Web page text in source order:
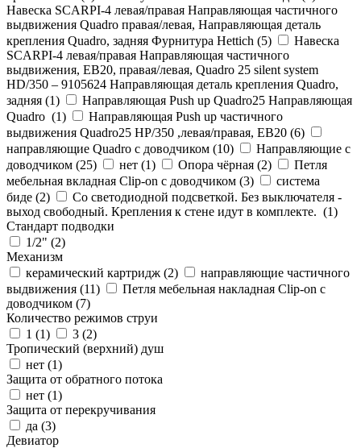
Навеска SCARPI-4 левая/правая Направляющая частичного
выдвижения Quadro правая/левая, Направляющая деталь
крепления Quadro, задняя Фурнитура Hettich (5)
Навеска
SCARPI-4 левая/правая Направляющая частичного
выдвижения, ЕВ20, правая/левая, Quadro 25 silent system
HD/350 – 9105624 Направляющая деталь крепления Quadro,
задняя (1)
Направляющая Push up Quadro25 Направляющая
Quadro (1)
Направляющая Push up частичного
выдвижения Quadro25 НР/350 ,левая/правая, ЕВ20 (6)
направляющие Quadro с доводчиком (10)
Направляющие с
доводчиком (25) нет (1) Опора чёрная (2)
Петля
мебельная вкладная Clip-on с доводчиком (3)
система
биде (2)
Со светодиодной подсветкой. Без выключателя -
выход свободный. Крепления к стене идут в комплекте. (1)
Стандарт подводки
1/2" (2)
Механизм
керамический картридж (2)
направляющие частичного
выдвижения (11)
Петля мебельная накладная Clip-on с
доводчиком (7)
Количество режимов струи
1 (1) 3 (2)
Тропический (верхний) душ
нет (1)
Защита от обратного потока
нет (1)
Защита от перекручивания
да (3)
Девиатор